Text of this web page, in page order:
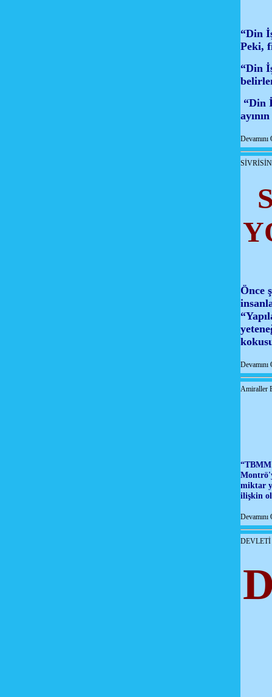
“Din
Peki,
“Din
“Din
Devamını
Önce
Devamını
Amiraller
“TBMM
miktar
ilişkin
Devamını
DEVLETİ